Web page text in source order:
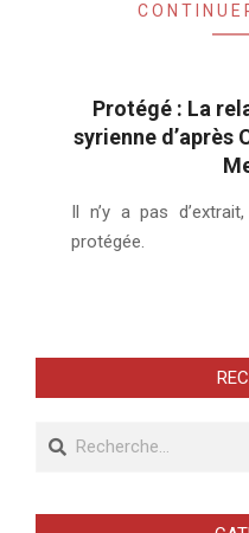
Protégé : La
syrienne d’après
02-
04
Il n’y a pas
protégée.
Recherche